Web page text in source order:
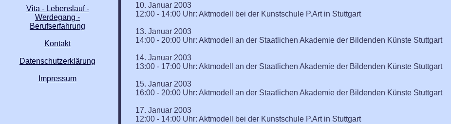
Vita - Lebenslauf -
Werdegang -
Berufserfahrung
Kontakt
Datenschutzerklärung
Impressum
10. Januar 2003
12:00 - 14:00 Uhr: Aktmodell bei der Kunstschule P.Art in Stuttgart
13. Januar 2003
14:00 - 20:00 Uhr: Aktmodell an der Staatlichen Akademie der Bildenden Künste Stuttgart
14. Januar 2003
13:00 - 17:00 Uhr: Aktmodell an der Staatlichen Akademie der Bildenden Künste Stuttgart
15. Januar 2003
16:00 - 20:00 Uhr: Aktmodell an der Staatlichen Akademie der Bildenden Künste Stuttgart
17. Januar 2003
12:00 - 14:00 Uhr: Aktmodell bei der Kunstschule P.Art in Stuttgart